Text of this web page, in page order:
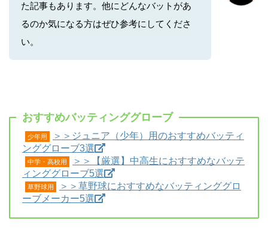
た記事もあります。他にどんなバットがあ
るのか気になる方はぜひ参考にしてくださ
い。
おすすめバッティンググローブ
少年用
＞＞ジュニア（少年）用のおすすめバッティ
ンググローブ3選
中学・高校用
＞＞【厳選】中高生におすすめなバッテ
ィンググローブ5選
草野球用
＞＞草野球におすすめなバッティンググロ
ーブメーカー5選